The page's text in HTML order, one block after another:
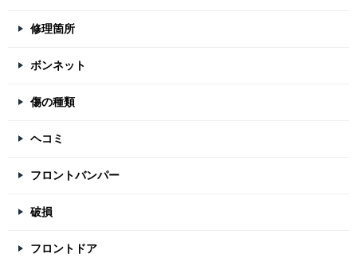
修理箇所
ボンネット
傷の種類
ヘコミ
フロントバンパー
破損
フロントドア